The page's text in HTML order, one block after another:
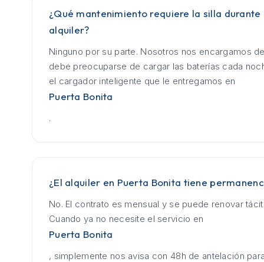
¿Qué mantenimiento requiere la silla durante
alquiler?
Ninguno por su parte. Nosotros nos encargamos
debe preocuparse de cargar las baterías cada
el cargador inteligente que le entregamos en
Puerta Bonita
.
¿El alquiler en Puerta Bonita tiene
No. El contrato es mensual y se puede renovar
Cuando ya no necesite el servicio en
Puerta Bonita
, simplemente nos avisa con 48h de antelación